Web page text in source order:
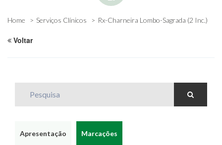
Home Serviços Clínicos Rx-Charneira Lombo-Sagrada (2 Inc.)
Voltar
Apresentação Marcações